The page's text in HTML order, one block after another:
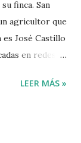
finca. San
agricultor que
es José Castillo
en redes
delLEER MÁS »